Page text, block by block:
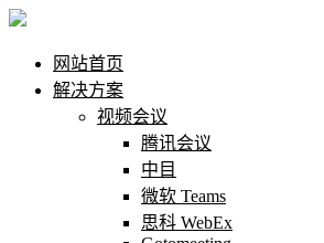
网站首页
解决方案
视频会议
腾讯会议
中目
微软 Teams
思科 WebEx